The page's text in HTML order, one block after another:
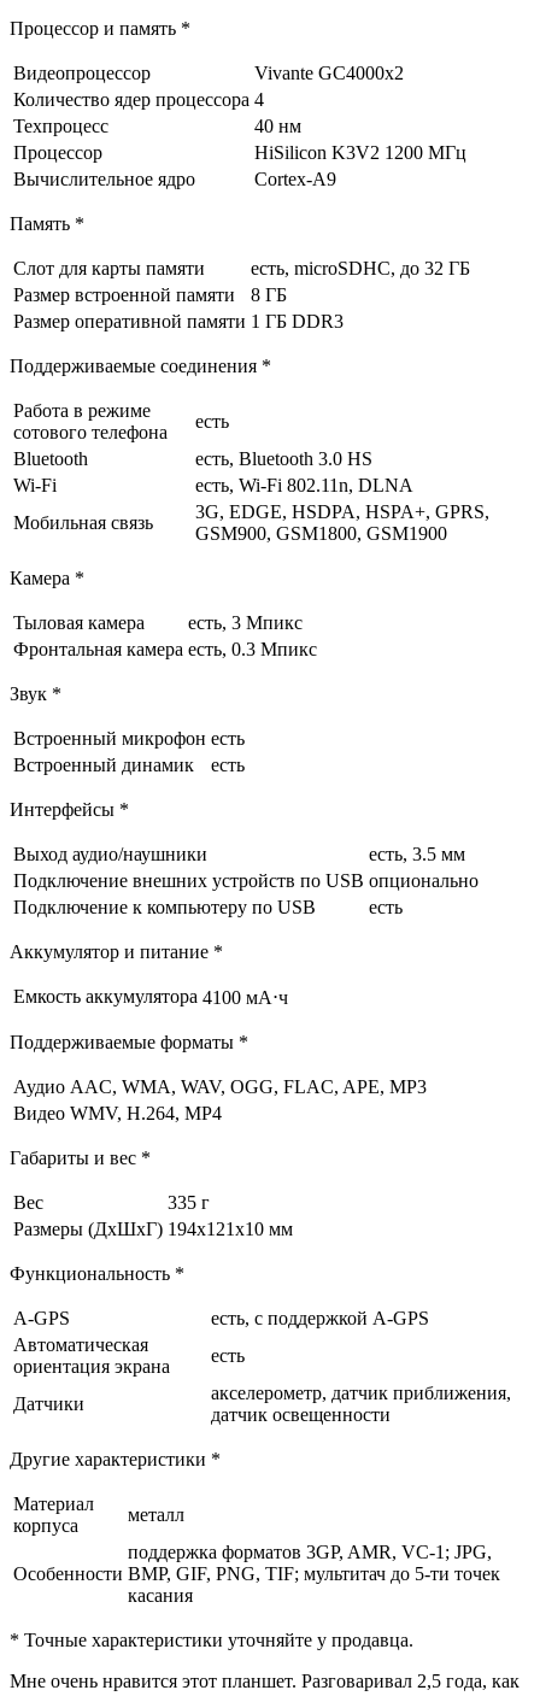
Процессор и память *
Видеопроцессор
Vivante GC4000x2
Количество ядер процессора 4
Техпроцесс
40 нм
Процессор
HiSilicon K3V2 1200 МГц
Вычислительное ядро
Cortex-A9
Память *
Слот для карты памяти
есть, microSDHC, до 32 ГБ
Размер встроенной памяти
8 ГБ
Размер оперативной памяти 1 ГБ DDR3
Поддерживаемые соединения *
Работа в режиме
сотового телефона
есть
Bluetooth
есть, Bluetooth 3.0 HS
Wi-Fi
есть, Wi-Fi 802.11n, DLNA
Мобильная связь
3G, EDGE, HSDPA, HSPA+, GPRS,
GSM900, GSM1800, GSM1900
Камера *
Тыловая камера
есть, 3 Мпикс
Фронтальная камера есть, 0.3 Мпикс
Звук *
Встроенный микрофон есть
Встроенный динамик
есть
Интерфейсы *
Выход аудио/наушники
есть, 3.5 мм
Подключение внешних устройств по USB опционально
Подключение к компьютеру по USB
есть
Аккумулятор и питание *
Емкость аккумулятора 4100 мА⋅ч
Поддерживаемые форматы *
Аудио AAC, WMA, WAV, OGG, FLAC, APE, MP3
Видео WMV, H.264, MP4
Габариты и вес *
Вес
335 г
Размеры (ДхШхГ) 194x121x10 мм
Функциональность *
A-GPS
есть, с поддержкой A-GPS
Автоматическая
ориентация экрана
есть
Датчики
акселерометр, датчик приближения,
датчик освещенности
Другие характеристики *
Материал
корпуса
металл
Особенности
поддержка форматов 3GP, AMR, VC-1; JPG,
BMP, GIF, PNG, TIF; мультитач до 5-ти точек
касания
* Точные характеристики уточняйте у продавца.
Мне очень нравится этот планшет. Разговаривал 2,5 года, как